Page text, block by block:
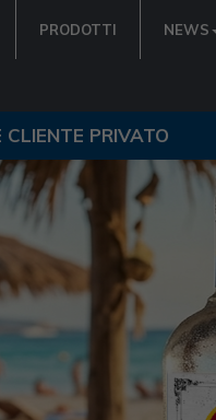
PRODOTTI NEWS
PRIVATO